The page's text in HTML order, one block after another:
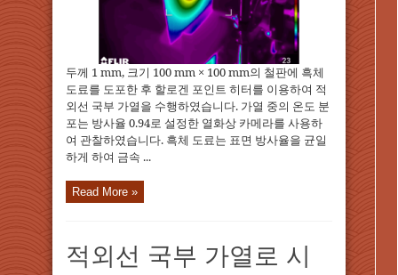
두께 1 mm, 크기 100 mm × 100 mm의 철판에 흑체
도료를 도포한 후 할로겐 포인트 히터를 이용하여 적
외선 국부 가열을 수행하였습니다. 가열 중의 온도 분
포는 방사율 0.94로 설정한 열화상 카메라를 사용하
여 관찰하였습니다. 흑체 도료는 표면 방사율을 균일
하게 하여 금속 ...
Read More »
적외선 국부 가열로 시